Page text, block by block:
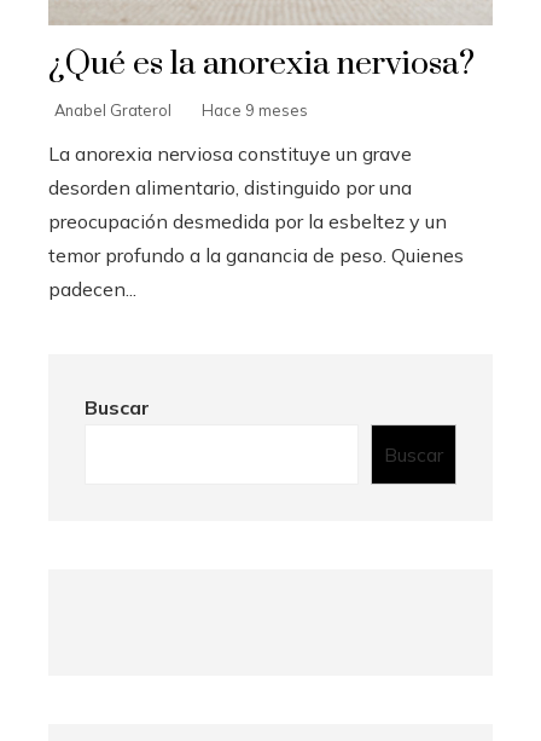
¿Qué es la anorexia nerviosa?
Anabel Graterol Hace 9 meses
La anorexia nerviosa constituye un grave
desorden alimentario, distinguido por una
preocupación desmedida por la esbeltez y un
temor profundo a la ganancia de peso. Quienes
padecen...
Buscar
Buscar